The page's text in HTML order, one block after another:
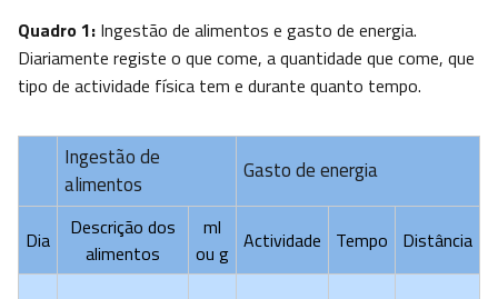
Quadro 1: Ingestão de alimentos e gasto de energia.
Diariamente registe o que come, a quantidade que come, que
tipo de actividade física tem e durante quanto tempo.
Ingestão de
alimentos
Gasto de energia
Dia
Descrição dos
alimentos
ml
ou g Actividade Tempo Distância